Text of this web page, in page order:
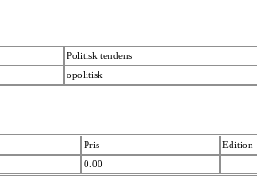
Politisk tendens
opolitisk
Pris Edition
0.00